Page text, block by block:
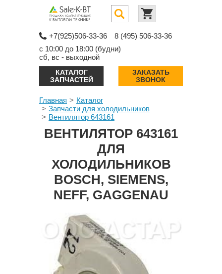
+7(925)506-33-36
8 (495) 506-33-36
с 10:00 до 18:00 (будни)
сб, вс - выходной
КАТАЛОГ
ЗАПЧАСТЕЙ
ЗАКАЗАТЬ
ЗВОНОК
Главная
Каталог
Запчасти для холодильников
Вентилятор 643161
ВЕНТИЛЯТОР 643161
ДЛЯ
ХОЛОДИЛЬНИКОВ
BOSCH, SIEMENS,
NEFF, GAGGENAU